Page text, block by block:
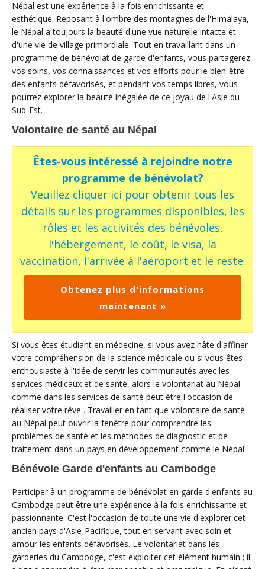
Népal est une expérience à la fois enrichissante et
esthétique. Reposant à l'ombre des montagnes de l'Himalaya,
le Népal a toujours la beauté d'une vue naturelle intacte et
d'une vie de village primordiale. Tout en travaillant dans un
programme de bénévolat de garde d'enfants, vous partagerez
vos soins, vos connaissances et vos efforts pour le bien-être
des enfants défavorisés, et pendant vos temps libres, vous
pourrez explorer la beauté inégalée de ce joyau de l'Asie du
Sud-Est.
Volontaire de santé au Népal
Êtes-vous intéressé à rejoindre notre
programme de bénévolat?
Veuillez cliquer ici pour obtenir tous les
détails sur les programmes disponibles, les
rôles et les activités des bénévoles,
l'hébergement, le coût, le visa, la
vaccination, l'arrivée à l'aéroport et le reste.
Obtenez plus d'informations
maintenant »
Si vous êtes étudiant en médecine, si vous avez hâte d'affiner
votre compréhension de la science médicale ou si vous êtes
enthousiaste à l'idée de servir les communautés avec les
services médicaux et de santé, alors le volontariat au Népal
comme dans les services de santé peut être l'occasion de
réaliser votre rêve . Travailler en tant que volontaire de santé
au Népal peut ouvrir la fenêtre pour comprendre les
problèmes de santé et les méthodes de diagnostic et de
traitement dans un pays en développement comme le Népal.
Bénévole Garde d'enfants au Cambodge
Participer à un programme de bénévolat en garde d'enfants au
Cambodge peut être une expérience à la fois enrichissante et
passionnante. C'est l'occasion de toute une vie d'explorer cet
ancien pays d'Asie-Pacifique, tout en servant avec soin et
amour les enfants défavorisés. Le volontariat dans les
garderies du Cambodge, c'est exploiter cet élément humain ; il